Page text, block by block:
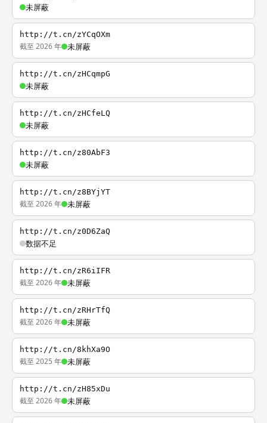
未屏蔽
http://t.cn/zYCqOXm
截至 2026 年 未屏蔽
http://t.cn/zHCqmpG
未屏蔽
http://t.cn/zHCfeLQ
未屏蔽
http://t.cn/z80AbF3
未屏蔽
http://t.cn/z8BYjYT
截至 2026 年 未屏蔽
http://t.cn/z0D6ZaQ
数据不足
http://t.cn/zR6iIFR
截至 2026 年 未屏蔽
http://t.cn/zRHrTfQ
截至 2026 年 未屏蔽
http://t.cn/8khXa9O
截至 2025 年 未屏蔽
http://t.cn/zH85xDu
截至 2026 年 未屏蔽